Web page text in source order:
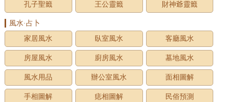
孔子聖籤 王公靈籤 財神爺靈籤
風水·占卜
家居風水
臥室風水 客廳風水
房屋風水 廚房風水 墓地風水
風水用品 辦公室風水 面相圖解
手相圖解 痣相圖解 民俗預測